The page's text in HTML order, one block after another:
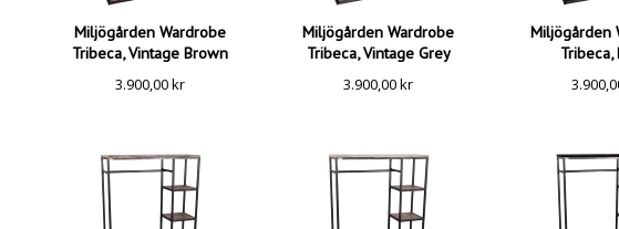
Miljögården Wardrobe
Tribeca, Vintage Brown
3.900,00kr
Miljögården Wardrobe
Tribeca, Vintage Grey
3.900,00kr
Miljögården
Tribeca,